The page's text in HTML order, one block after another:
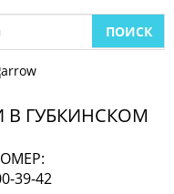
В ГУБКИНСКОМ
39-42